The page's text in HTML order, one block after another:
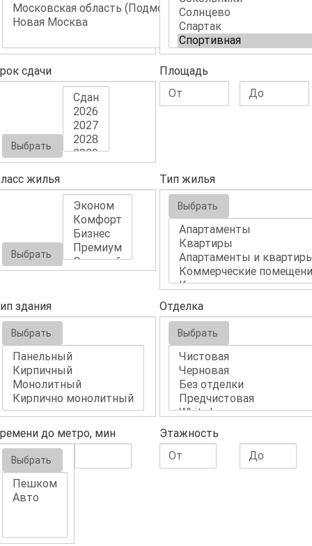
сдачи
Выбрать
Площадь
жилья
Выбрать
Тип жилья
Выбрать
здания
Выбрать
Отделка
Выбрать
до метро, мин
Выбрать
Этажность